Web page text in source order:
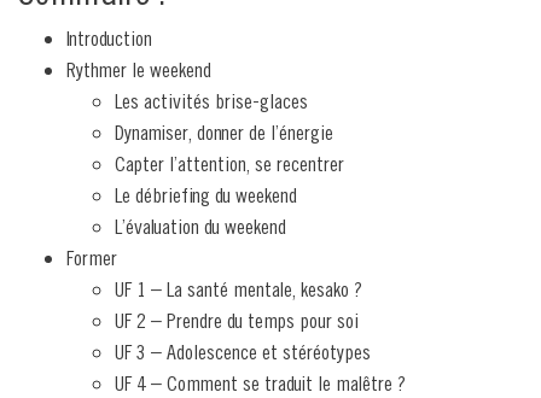
Introduction
Rythmer le weekend
Les activités brise-glaces
Dynamiser, donner de l’énergie
Capter l’attention, se recentrer
Le débriefing du weekend
L’évaluation du weekend
Former
UF 1 – La santé mentale, kesako ?
UF 2 – Prendre du temps pour soi
UF 3 – Adolescence et stéréotypes
UF 4 – Comment se traduit le malêtre ?